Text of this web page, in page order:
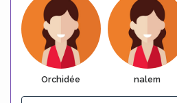
Orchidée nalem